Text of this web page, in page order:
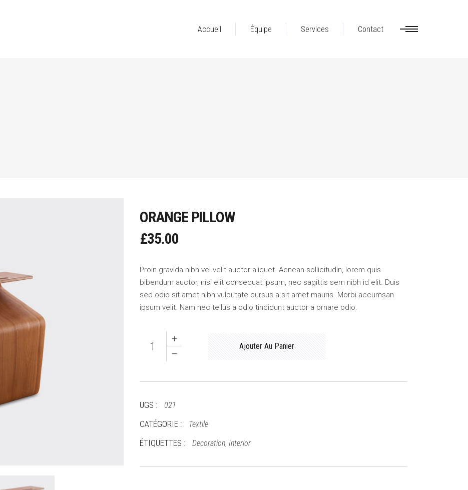
Accueil Équipe Services Contact
ORANGE PILLOW
£35.00
Proin gravida nibh vel velit auctor aliquet. Aenean sollicitudin, lorem quis
bibendum auctor, nisi elit consequat ipsum, nec sagittis sem nibh id elit. Duis
sed odio sit amet nibh vulputate cursus a sit amet mauris. Morbi accumsan
ipsum velit. Nam nec tellus a odio tincidunt auctor a ornare odio.
Pillow
Ajouter Au Panier
UGS : 021
CATÉGORIE : Textile
ÉTIQUETTES : Decoration, Interior